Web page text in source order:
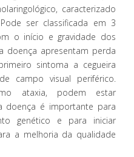
caracterizado
ser classificada em 3
o início e gravidade dos
doença apresentam perda
sintoma a cegueira
campo visual periférico.
ataxia, podem estar
doença é importante para
genético e para iniciar
a melhoria da qualidade